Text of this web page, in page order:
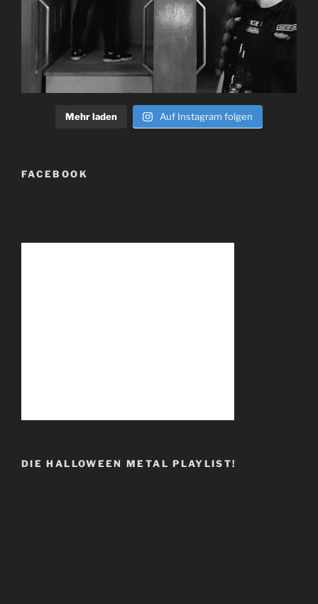
Mehr laden Auf Instagram folgen
FACEBOOK
DIE HALLOWEEN METAL PLAYLIST!